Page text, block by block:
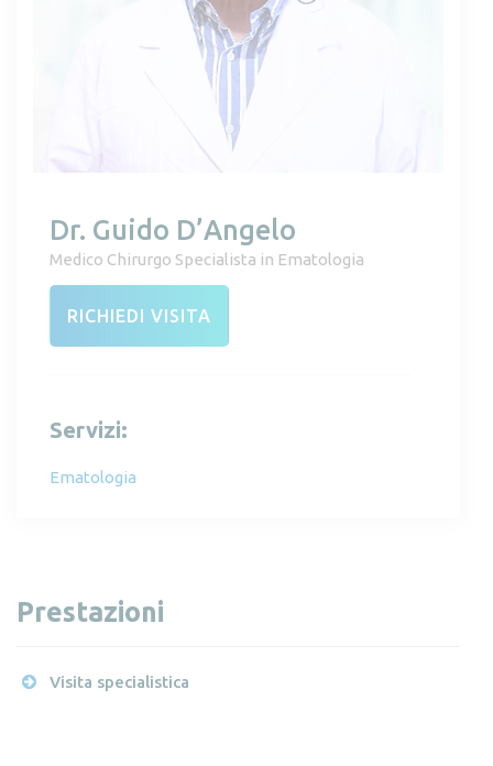
Dr. Guido D’Angelo
Medico Chirurgo Specialista in Ematologia
RICHIEDI VISITA
Servizi:
Ematologia
Prestazioni
Visita specialistica